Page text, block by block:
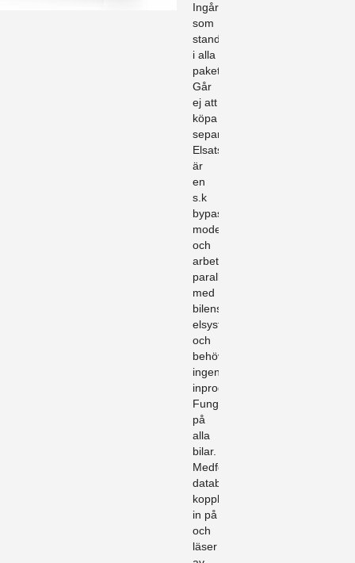
Ingår
som
standard
i alla
paket.
Går
ej att
köpa
separat.
Elsatsen
är
en
s.k
bypass
modell
och
arbetar
parallellt
med
bilens
elsystem
och
behöver
ingen
inprogrammering.
Fungerar
på
alla
bilar.
Medföljande
databox
kopplas
in på
och
läser